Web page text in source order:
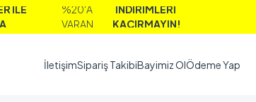
%20'A
İNDİRİMLERİ
KAÇIRMAYIN!
İletişimSipariş TakibiBayimiz OlÖdeme Yap